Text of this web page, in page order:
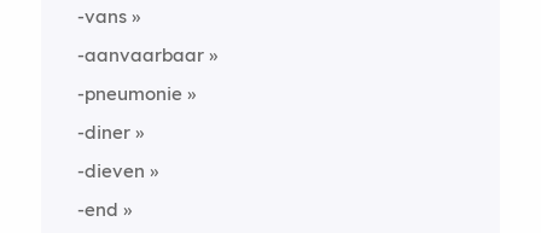
-vans
-aanvaarbaar
-pneumonie
-diner
-dieven
-end